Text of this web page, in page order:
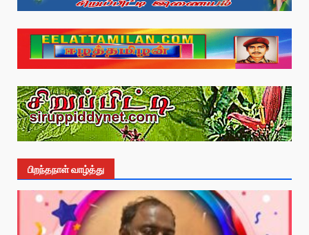
பிறந்தநாள் வாழ்த்து